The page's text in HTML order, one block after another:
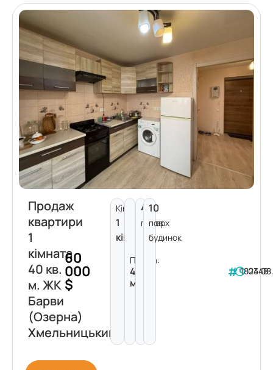
Продаж
квартири
1
кімната
40 кв.
м. ЖК
Барви
(Озерна)
Хмельницький
60
000
$
Кімнат:
1
кімната
Площа:
40
м²
4
поверх
10
пов.
будинок
182348